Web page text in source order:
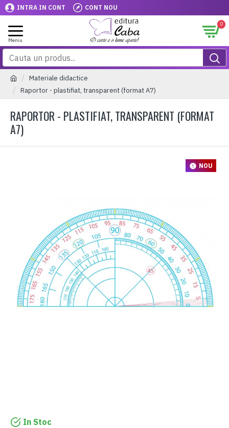
INTRA IN CONT CONT NOU
0
Materiale didactice
Raportor - plastifiat, transparent (format A7)
RAPORTOR - PLASTIFIAT, TRANSPARENT (FORMAT
A7)
NOU
In Stoc